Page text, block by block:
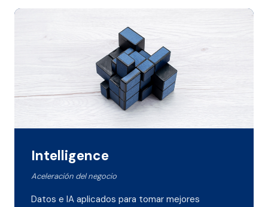
Intelligence
Aceleración del negocio
Datos e IA aplicados para tomar mejores